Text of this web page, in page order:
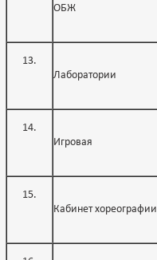
ОБЖ
Лаборатории
Игровая
Кабинет хореографии